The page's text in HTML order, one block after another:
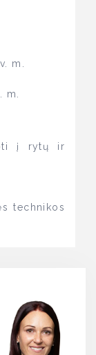
m.
m.
į rytų ir
technikos